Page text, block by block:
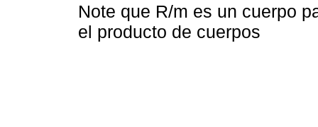
Note que R/m es un cuerpo
el producto de cuerpos